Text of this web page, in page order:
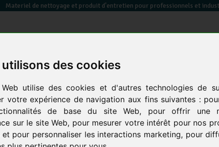
des cookies
utilise des cookies et d'autres technologies de
votre expérience de navigation aux fins suivantes :
de base du site Web, pour offrir une
sur le site Web, pour mesurer votre intérêt pour nos
et pour personnaliser les interactions marketing, pour
Materiel de nettoyage et produit d'entretien pour professionnels et
électrique
locaux
retouraux produits prod.
Tuyau rallonge conducteur